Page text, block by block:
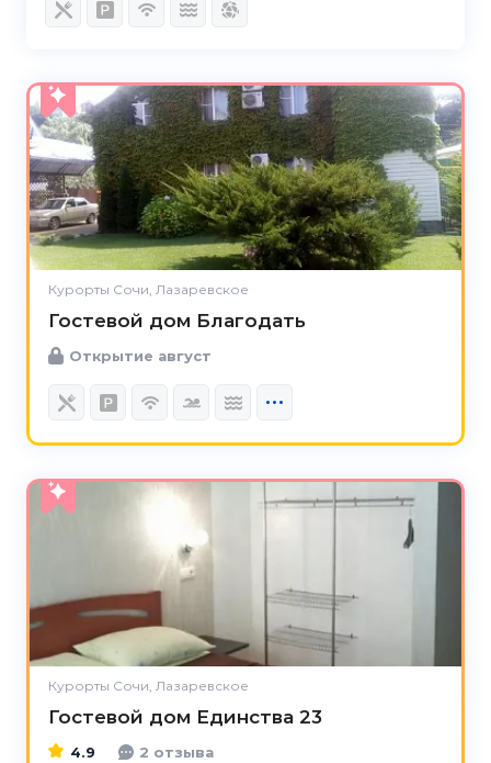
Курорты Сочи, Лазаревское
Гостевой дом Благодать
Открытие август
Курорты Сочи, Лазаревское
Гостевой дом Единства 23
4.9
4.9 2 отзыва